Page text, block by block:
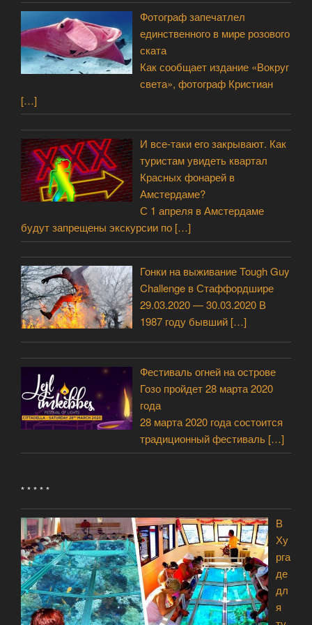
Фотограф запечатлел
единственного в мире розового
ската
Как сообщает издание «Вокруг
света», фотограф Кристиан
[…]
И все-таки его закрывают. Как
туристам увидеть квартал
Красных фонарей в
Амстердаме?
С 1 апреля в Амстердаме
будут запрещены экскурсии по […]
Гонки на выживание Tough Guy
Challenge в Стаффордшире
29.03.2020 — 30.03.2020 В
1987 году бывший […]
Фестиваль огней на острове
Гозо пройдет 28 марта 2020
года
28 марта 2020 года состоится
традиционный фестиваль […]
* * * * *
В
Ху
рга
де
дл
я